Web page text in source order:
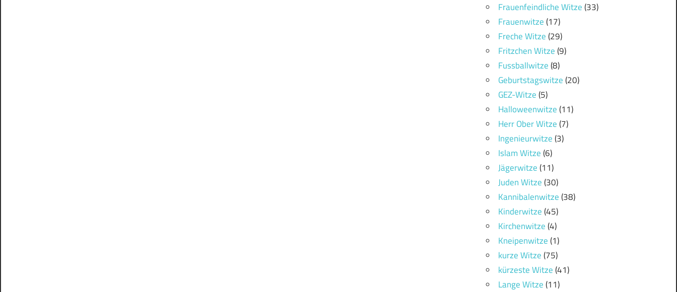
Frauenfeindliche Witze(33)
Frauenwitze(17)
Freche Witze(29)
Fritzchen Witze(9)
Fussballwitze(8)
Geburtstagswitze(20)
GEZ-Witze(5)
Halloweenwitze(11)
Herr Ober Witze(7)
Ingenieurwitze(3)
Islam Witze(6)
Jägerwitze(11)
Juden Witze(30)
Kannibalenwitze(38)
Kinderwitze(45)
Kirchenwitze(4)
Kneipenwitze(1)
kurze Witze(75)
kürzeste Witze(41)
Lange Witze(11)